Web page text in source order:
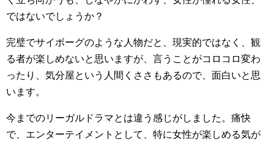
ではないでしょうか？
完璧でサイボーグのような人物だと、現実的ではなく、観
る者が楽しめないと思いますが、言うことがコロコロ変わ
ったり、気分屋という人間くささもあるので、面白いと思
います。
今までのリーガルドラマとは違う感じがしました。痛快
で、エンターテイメントとして、特に女性が楽しめる気が